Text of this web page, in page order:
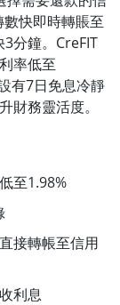
快即時轉賬至
分鐘。CreFIT
率低至
有7日免息冷靜
財務靈活度。
至1.98%
接轉帳至信用
利息